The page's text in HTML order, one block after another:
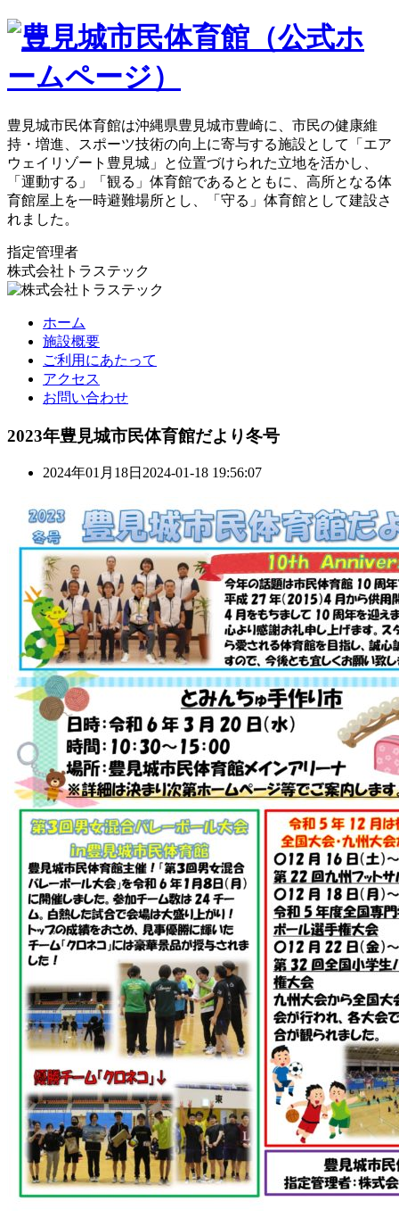
豊見城市民体育館は沖縄県豊見城市豊崎に、市民の健康維
持・増進、スポーツ技術の向上に寄与する施設として「エア
ウェイリゾート豊見城」と位置づけられた立地を活かし、
「運動する」「観る」体育館であるとともに、高所となる体
育館屋上を一時避難場所とし、「守る」体育館として建設さ
れました。
指定管理者
株式会社トラステック
ホーム
施設概要
ご利用にあたって
アクセス
お問い合わせ
2023年豊見城市民体育館だより冬号
2024年01月18日 2024-01-18 19:56:07